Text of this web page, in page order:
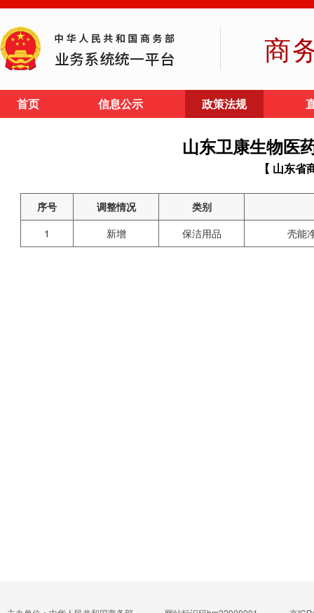
商
首页 信息公示 政策法规
山东卫康生物医
【 山东省
序号 调整情况
类别
1
新增 保洁用品 壳能